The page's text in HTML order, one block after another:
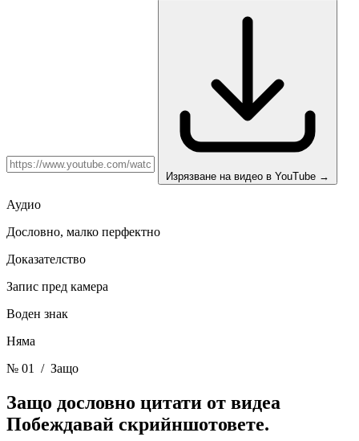
Изрязване на видео в YouTube →
Аудио
Дословно, малко перфектно
Доказателство
Запис пред камера
Воден знак
Няма
№ 01
/ Защо
Защо дословно цитати от видеа
Побеждавай скрийншотовете.